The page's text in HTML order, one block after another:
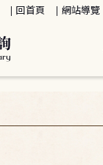
回首頁 網站導覽